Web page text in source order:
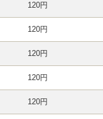
120円
120円
120円
120円
120円